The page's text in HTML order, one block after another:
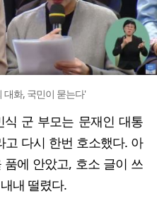
화, 국민이 묻는다'
식 군 부모는 문재인 대통
고 다시 한번 호소했다. 아
에 안았고, 호소 글이 쓰
내 떨렸다.